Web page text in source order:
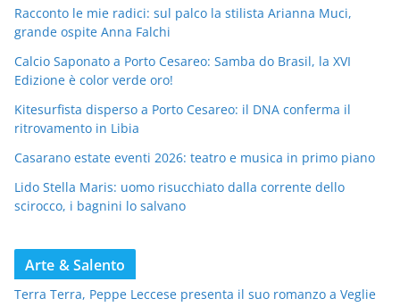
Racconto le mie radici: sul palco la stilista Arianna Muci,
grande ospite Anna Falchi
Calcio Saponato a Porto Cesareo: Samba do Brasil, la XVI
Edizione è color verde oro!
Kitesurfista disperso a Porto Cesareo: il DNA conferma il
ritrovamento in Libia
Casarano estate eventi 2026: teatro e musica in primo piano
Lido Stella Maris: uomo risucchiato dalla corrente dello
scirocco, i bagnini lo salvano
Arte & Salento
Terra Terra, Peppe Leccese presenta il suo romanzo a Veglie